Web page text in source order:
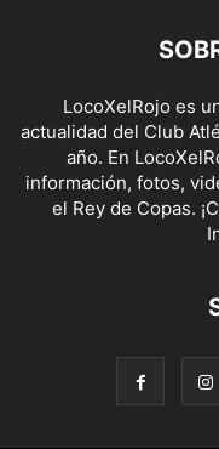
LocoXelRojo es
actualidad del Club
año. En
información, fotos,
el Rey de Copas.